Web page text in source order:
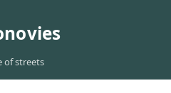
of streets